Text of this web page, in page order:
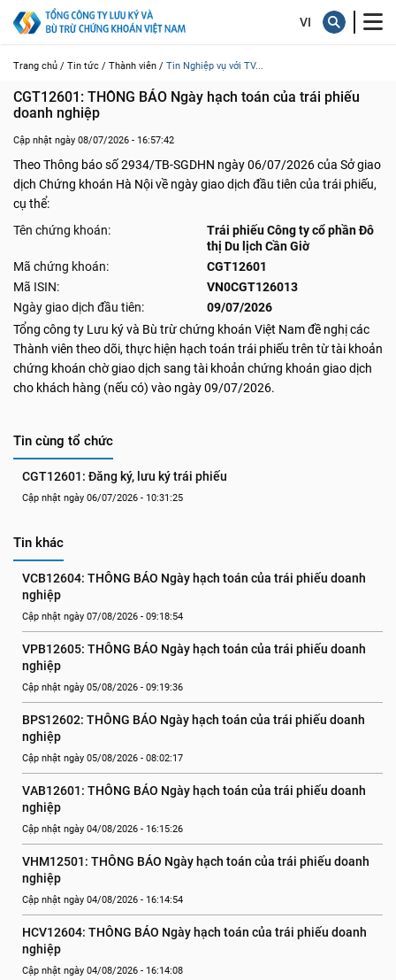
Trang chủ / Tin tức / Thành viên / Tin Nghiệp vụ với TV...
CGT12601: THÔNG BÁO Ngày hạch toán của trái phiếu
doanh nghiệp
Cập nhật ngày 08/07/2026 - 16:57:42
Theo Thông báo số 2934/TB-SGDHN ngày 06/07/2026 của Sở giao
dịch Chứng khoán Hà Nội về ngày giao dịch đầu tiên của trái phiếu,
cụ thể:
Tên chứng khoán:
Trái phiếu Công ty cổ phần Đô
thị Du lịch Cần Giờ
Mã chứng khoán:
CGT12601
Mã ISIN:
VN0CGT126013
Ngày giao dịch đầu tiên:
09/07/2026
Tổng công ty Lưu ký và Bù trừ chứng khoán Việt Nam đề nghị các
Thành viên theo dõi, thực hiện hạch toán trái phiếu trên từ tài khoản
chứng khoán chờ giao dịch sang tài khoản chứng khoán giao dịch
cho khách hàng (nếu có) vào ngày 09/07/2026.
Tin cùng tổ chức
CGT12601: Đăng ký, lưu ký trái phiếu
Cập nhật ngày 06/07/2026 - 10:31:25
Tin khác
VCB12604: THÔNG BÁO Ngày hạch toán của trái phiếu doanh
nghiệp
Cập nhật ngày 07/08/2026 - 09:18:54
VPB12605: THÔNG BÁO Ngày hạch toán của trái phiếu doanh
nghiệp
Cập nhật ngày 05/08/2026 - 09:19:36
BPS12602: THÔNG BÁO Ngày hạch toán của trái phiếu doanh
nghiệp
Cập nhật ngày 05/08/2026 - 08:02:17
VAB12601: THÔNG BÁO Ngày hạch toán của trái phiếu doanh
nghiệp
Cập nhật ngày 04/08/2026 - 16:15:26
VHM12501: THÔNG BÁO Ngày hạch toán của trái phiếu doanh
nghiệp
Cập nhật ngày 04/08/2026 - 16:14:54
HCV12604: THÔNG BÁO Ngày hạch toán của trái phiếu doanh
nghiệp
Cập nhật ngày 04/08/2026 - 16:14:08